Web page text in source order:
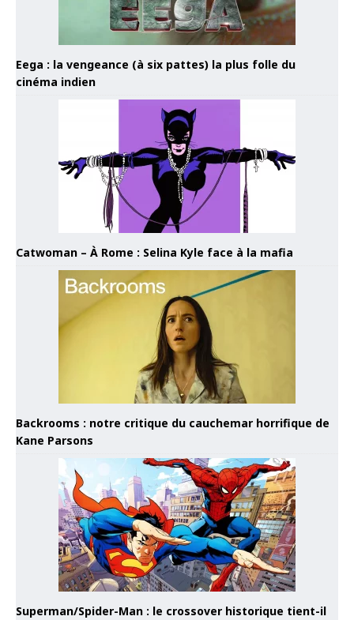
Eega : la vengeance (à six pattes) la plus folle du
cinéma indien
Catwoman – À Rome : Selina Kyle face à la mafia
Backrooms : notre critique du cauchemar horrifique de
Kane Parsons
Superman/Spider-Man : le crossover historique tient-il